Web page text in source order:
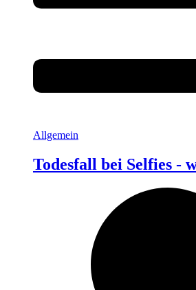
Allgemein
Todesfall bei Selfies -